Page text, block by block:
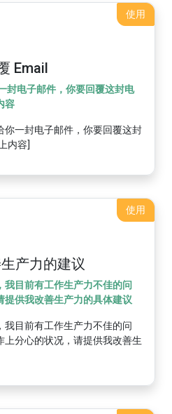
使用
Email
封电子邮件，你要回覆这封电
容
你一封电子邮件，你要回覆这封
内容]
使用
产力的建议
目前有工作生产力不佳的问
提供我改善生产力的具体建议
我目前有工作生产力不佳的问
上分心的状况，请提供我改善生